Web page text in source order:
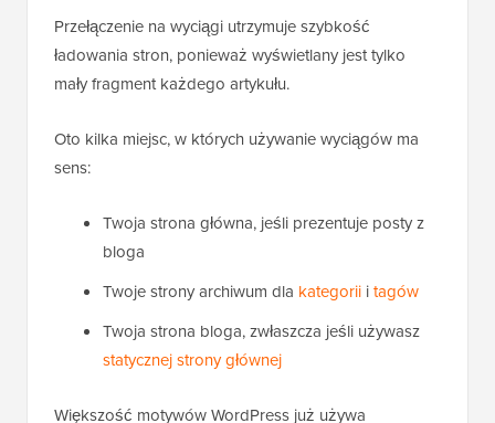
Przełączenie na wyciągi utrzymuje szybkość
ładowania stron, ponieważ wyświetlany jest tylko
mały fragment każdego artykułu.
Oto kilka miejsc, w których używanie wyciągów ma
sens:
Twoja strona główna, jeśli prezentuje posty z
bloga
Twoje strony archiwum dla kategorii itagów
Twoja strona bloga, zwłaszcza jeśli używasz
statycznej strony głównej
Większość motywów WordPress już używa